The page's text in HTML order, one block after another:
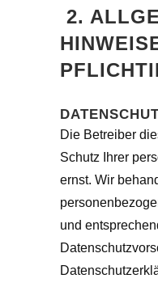
2.
Die Betreiber
Schutz Ihrer
ernst. Wir
und